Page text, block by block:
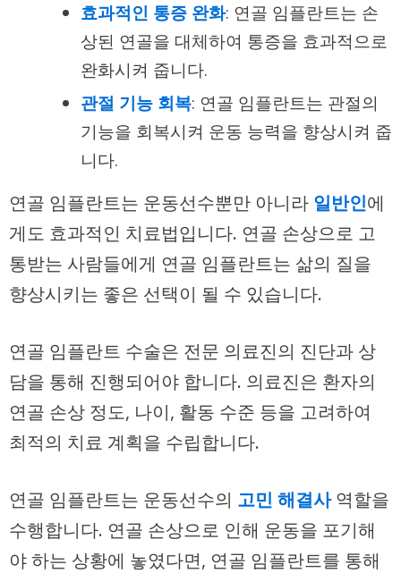
효과적인 통증 완화: 연골 임플란트는 손
상된 연골을 대체하여 통증을 효과적으로
완화시켜 줍니다.
관절 기능 회복: 연골 임플란트는 관절의
기능을 회복시켜 운동 능력을 향상시켜 줍
니다.
연골 임플란트는 운동선수뿐만 아니라 일반인에
게도 효과적인 치료법입니다. 연골 손상으로 고
통받는 사람들에게 연골 임플란트는 삶의 질을
향상시키는 좋은 선택이 될 수 있습니다.
연골 임플란트 수술은 전문 의료진의 진단과 상
담을 통해 진행되어야 합니다. 의료진은 환자의
연골 손상 정도, 나이, 활동 수준 등을 고려하여
최적의 치료 계획을 수립합니다.
연골 임플란트는 운동선수의 고민 해결사역할을
수행합니다. 연골 손상으로 인해 운동을 포기해
야 하는 상황에 놓였다면, 연골 임플란트를 통해